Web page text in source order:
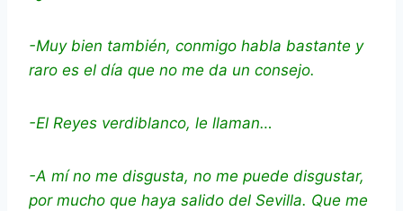
-Muy bien también, conmigo habla bastante y
raro es el día que no me da un consejo.
-El Reyes verdiblanco, le llaman…
-A mí no me disgusta, no me puede disgustar,
por mucho que haya salido del Sevilla. Que me